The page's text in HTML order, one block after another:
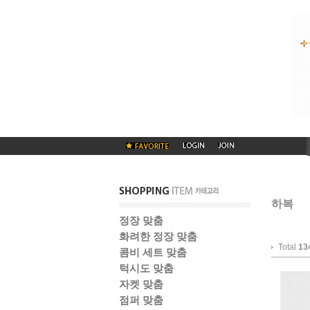
정장 맞춤
화려한 정장 맞춤
콤비 세트 맞춤
턱시도 맞춤
자켓 맞춤
점퍼 맞춤
하복
Total